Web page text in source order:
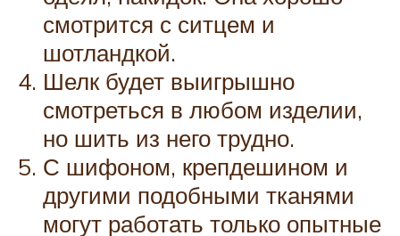
смотрится с ситцем и
шотландкой.
Шелк будет выигрышно
смотреться в любом изделии,
но шить из него трудно.
С шифоном, крепдешином и
другими подобными тканями
могут работать только опытные